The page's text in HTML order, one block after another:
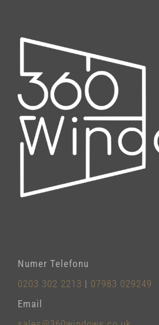
Numer Telefonu
0203 302 2213 | 07983 029249
Email